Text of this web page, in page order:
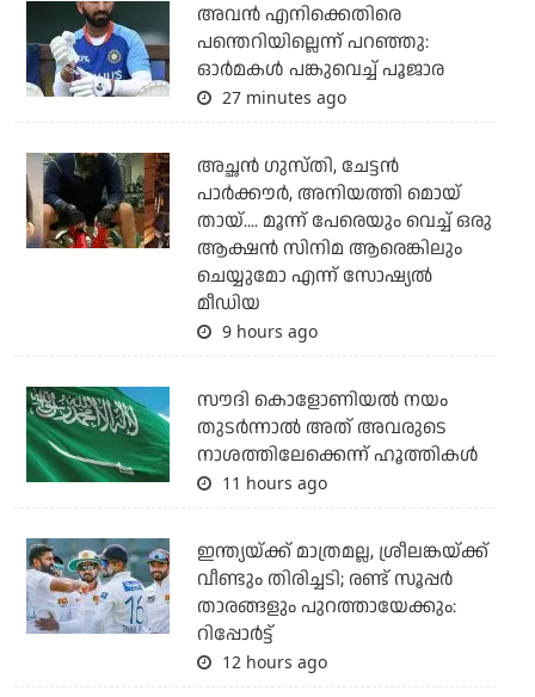
അവന്‍ എനിക്കെതിരെ
പന്തെറിയില്ലെന്ന് പറഞ്ഞു:
ഓര്‍മകള്‍ പങ്കുവെച്ച് പൂജാര
27 minutes ago
അച്ഛന്‍ ഗുസ്തി, ചേട്ടന്‍
പാര്‍ക്കൗര്‍, അനിയത്തി മൊയ്
തായ്.... മൂന്ന് പേരെയും വെച്ച് ഒരു
ആക്ഷന്‍ സിനിമ ആരെങ്കിലും
ചെയ്യുമോ എന്ന് സോഷ്യല്‍
മീഡിയ
9 hours ago
സൗദി കൊളോണിയല്‍ നയം
തുടര്‍ന്നാല്‍ അത് അവരുടെ
നാശത്തിലേക്കെന്ന് ഹൂത്തികള്‍
11 hours ago
ഇന്ത്യയ്ക്ക് മാത്രമല്ല, ശ്രീലങ്കയ്ക്ക്
വീണ്ടും തിരിച്ചടി; രണ്ട് സൂപ്പര്‍
താരങ്ങളും പുറത്തായേക്കും:
റിപ്പോര്‍ട്ട്
12 hours ago